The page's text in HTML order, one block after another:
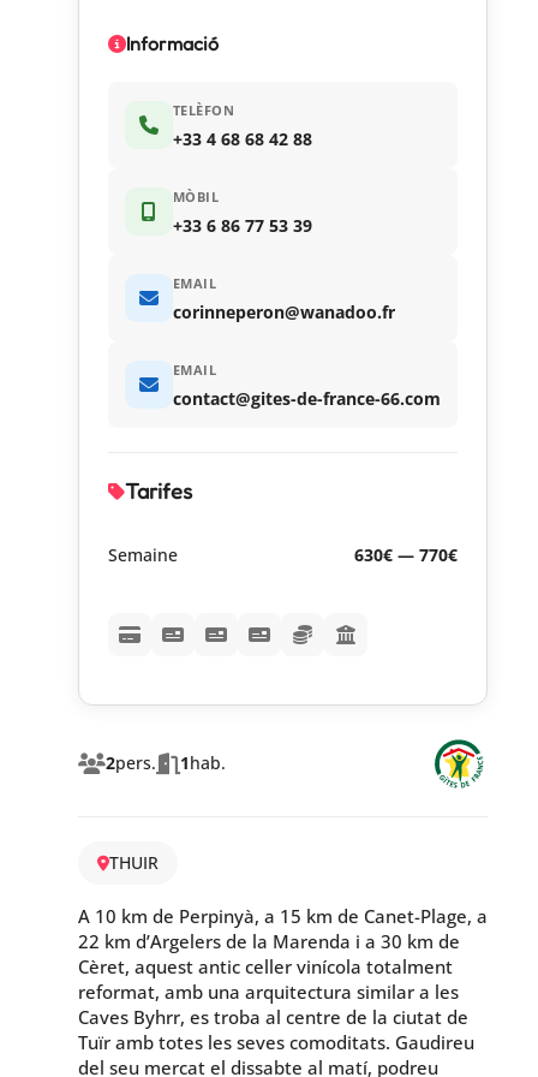
2pers. 1hab.
THUIR
A 10 km de Perpinyà, a 15 km de Canet-Plage, a
22 km d’Argelers de la Marenda i a 30 km de
Cèret, aquest antic celler vinícola totalment
reformat, amb una arquitectura similar a les
Caves Byhrr, es troba al centre de la ciutat de
Tuïr amb totes les seves comoditats. Gaudireu
del seu mercat el dissabte al matí, podreu
Informació
TELÈFON
+33 4 68 68 42 88
MÒBIL
+33 6 86 77 53 39
EMAIL
corinneperon@wanadoo.fr
EMAIL
contact@gites-de-france-66.com
Tarifes
Semaine 630€ — 770€